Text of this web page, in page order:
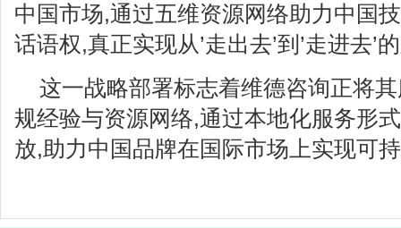
中国市场,通过五维资源网络助力中国
话语权,真正实现从’走出去’到’走进去’
这一战略部署标志着维德咨询正将
规经验与资源网络,通过本地化服务形
放,助力中国品牌在国际市场上实现可